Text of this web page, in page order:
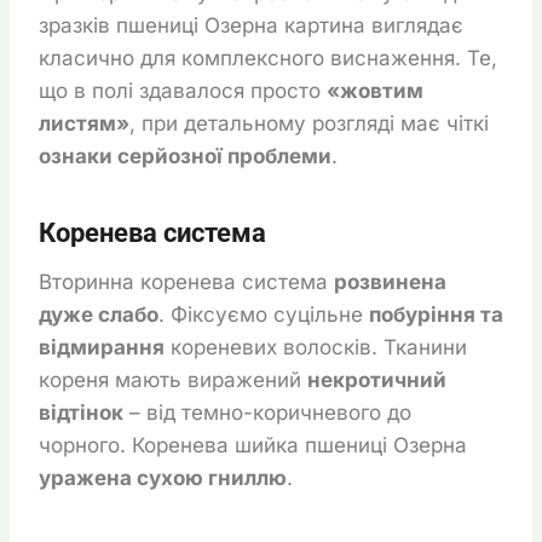
зразків пшениці Озерна картина виглядає
класично для комплексного виснаження. Те,
що в полі здавалося просто «жовтим
листям», при детальному розгляді має чіткі
ознаки серйозної проблеми.
Коренева система
Вторинна коренева система розвинена
дуже слабо. Фіксуємо суцільне побуріння та
відмирання кореневих волосків. Тканини
кореня мають виражений некротичний
відтінок – від темно-коричневого до
чорного. Коренева шийка пшениці Озерна
уражена сухою гниллю.